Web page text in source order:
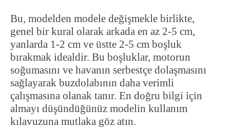
Bu, modelden modele değişmekle birlikte,
genel bir kural olarak arkada en az 2-5 cm,
yanlarda 1-2 cm ve üstte 2-5 cm boşluk
bırakmak idealdir. Bu boşluklar, motorun
soğumasını ve havanın serbestçe dolaşmasını
sağlayarak buzdolabının daha verimli
çalışmasına olanak tanır. En doğru bilgi için
almayı düşündüğünüz modelin kullanım
kılavuzuna mutlaka göz atın.